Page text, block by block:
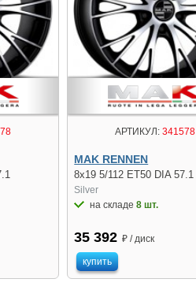
АРТИКУЛ: 341578
MAK RENNEN
8x19 5/112 ET50 DIA 57.1
Silver
на складе8 шт.
35 392 ₽ / диск
купить